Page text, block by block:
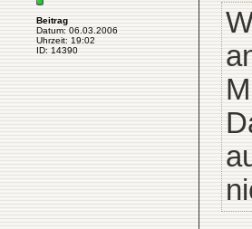
Beitrag
Datum: 06.03.2006
Uhrzeit: 19:02
ID: 14390